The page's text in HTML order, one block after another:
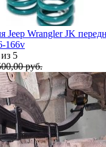
Jeep Wrangler JK
166v
из 5
руб.